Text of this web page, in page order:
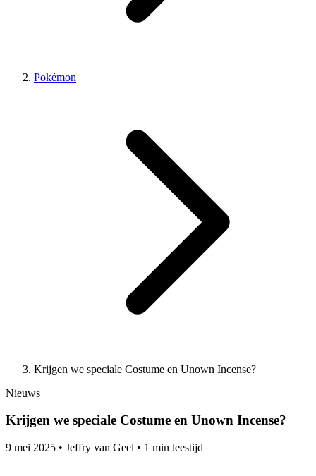
Pokémon
Krijgen we speciale Costume en Unown Incense?
Nieuws
Krijgen we speciale Costume en Unown Incense?
9 mei 2025 • Jeffry van Geel • 1 min leestijd